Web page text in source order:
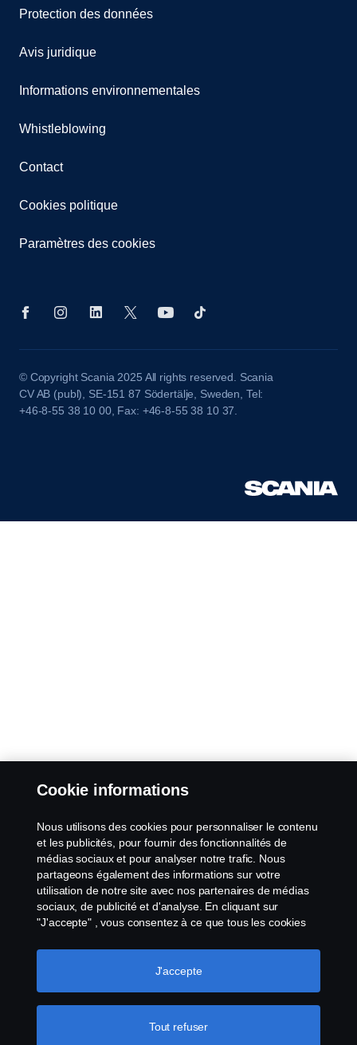
Protection des données
Avis juridique
Informations environnementales
Whistleblowing
Contact
Cookies politique
Paramètres des cookies
© Copyright Scania 2025 All rights reserved. Scania
CV AB (publ), SE-151 87 Södertälje, Sweden, Tel:
+46-8-55 38 10 00, Fax: +46-8-55 38 10 37.
Cookie informations
Nous utilisons des cookies pour personnaliser le contenu
et les publicités, pour fournir des fonctionnalités de
médias sociaux et pour analyser notre trafic. Nous
partageons également des informations sur votre
utilisation de notre site avec nos partenaires de médias
sociaux, de publicité et d'analyse. En cliquant sur
"J'accepte" , vous consentez à ce que tous les cookies
Vous pouvez également gérer vos cookies en cliquant
sur "Paramètres des cookies" et en sélectionnant les
les cookies, que vous trouverez en cliquant sur le lien
Tout refuser
J'accepte